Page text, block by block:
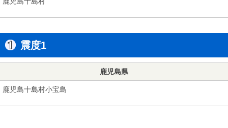
震度1
鹿児島県
鹿児島十島村小宝島